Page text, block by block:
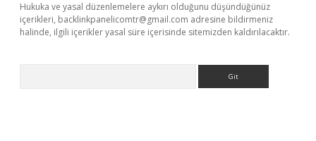
Hukuka ve yasal düzenlemelere aykırı olduğunu düşündüğünüz
içerikleri, backlinkpanelicomtr@gmail.com adresine bildirmeniz
halinde, ilgili içerikler yasal süre içerisinde sitemizden kaldırılacaktır.